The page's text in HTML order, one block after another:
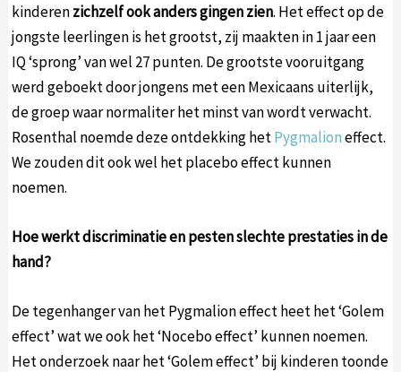
kinderenzichzelf ook anders gingen zien. Het effect op de
jongste leerlingen is het grootst, zij maakten in 1 jaar een
IQ ‘sprong’ van wel 27 punten. De grootste vooruitgang
werd geboekt door jongens met een Mexicaans uiterlijk,
de groep waar normaliter het minst van wordt verwacht.
Rosenthal noemde deze ontdekking hetPygmalioneffect.
We zouden dit ook wel het placebo effect kunnen
noemen.
Hoe werkt discriminatie en pesten slechte prestaties in de
hand?
De tegenhanger van het Pygmalion effect heet het ‘Golem
effect’ wat we ook het ‘Nocebo effect’ kunnen noemen.
Het onderzoek naar het ‘Golem effect’ bij kinderen toonde